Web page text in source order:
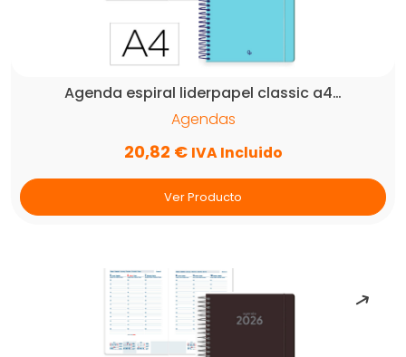
Agenda espiral liderpapel classic a4…
Agendas
20,82 € IVA Incluido
Ver Producto